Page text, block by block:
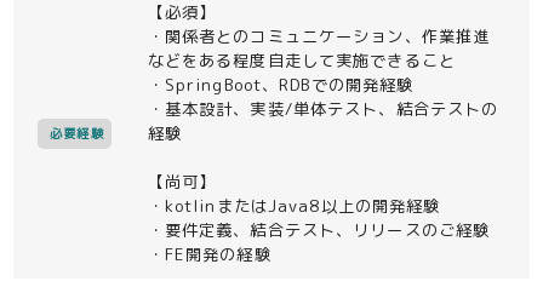
必要経験
【必須】
・関係者とのコミュニケーション、作業推進
などをある程度自走して実施できること
・SpringBoot、RDBでの開発経験
・基本設計、実装/単体テスト、結合テストの
経験
【尚可】
・kotlinまたはJava8以上の開発経験
・要件定義、結合テスト、リリースのご経験
・FE開発の経験